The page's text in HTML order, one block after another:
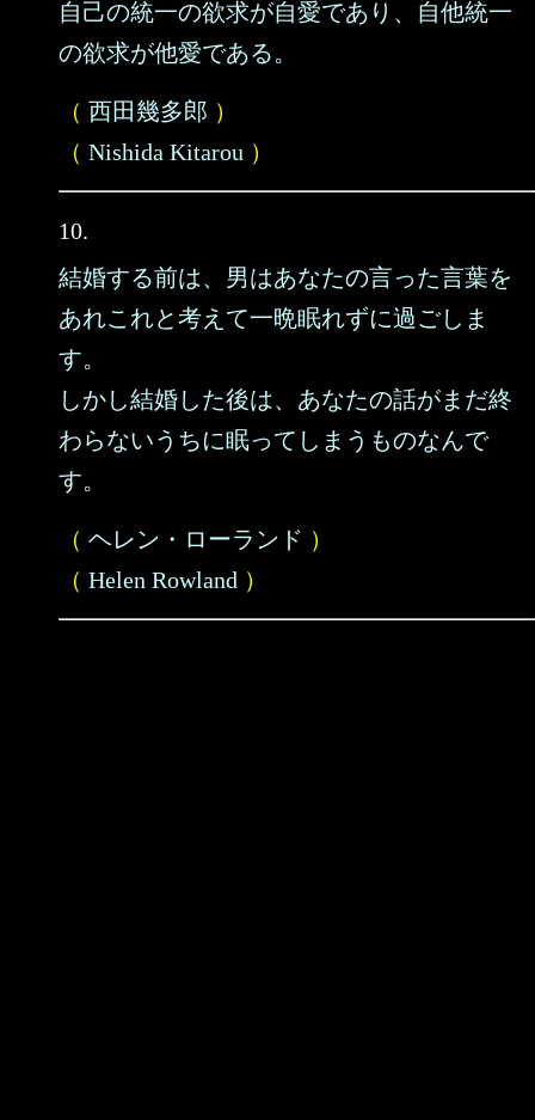
自己の統一の欲求が自愛であり、自他統一
の欲求が他愛である。
（ 西田幾多郎 ）
（ Nishida Kitarou ）
10.
結婚する前は、男はあなたの言った言葉を
あれこれと考えて一晩眠れずに過ごしま
す。
しかし結婚した後は、あなたの話がまだ終
わらないうちに眠ってしまうものなんで
す。
（ ヘレン・ローランド ）
（ Helen Rowland ）